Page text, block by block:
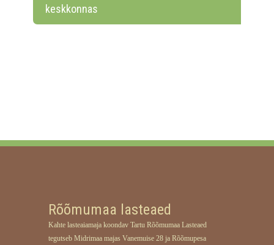
keskkonnas
Rõõmumaa lasteaed
Kahte lasteaiamaja koondav Tartu Rõõmumaa Lasteaed
tegutseb Midrimaa majas Vanemuise 28 ja Rõõmupesa